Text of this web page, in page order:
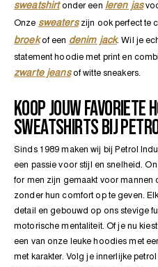
sweatshirtonder een leren jas
Onze sweaterszijn ook perfect te
broekof een denim jack. Wil je
statement hoodie met print en
zwarte jeansof witte sneakers.
KOOP JOUW FAVORIETE
SWEATSHIRTS BIJ
Sinds 1989 maken wij bij Petrol
een passie voor stijl en snelheid.
for men zijn gemaakt voor
zonder hun comfort op te geven.
detail en gebouwd op ons stevige
motorische mentaliteit. Of je nu
een van onze leuke hoodies met
met karakter. Volg je innerlijke